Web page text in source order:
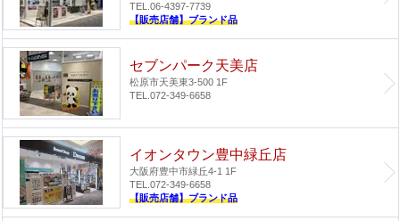
TEL.06-4397-7739
【販売店舗】ブランド品
セブンパーク天美店
松原市天美東3-500 1F
TEL.072-349-6658
イオンタウン豊中緑丘店
大阪府豊中市緑丘4-1 1F
TEL.072-349-6658
【販売店舗】ブランド品